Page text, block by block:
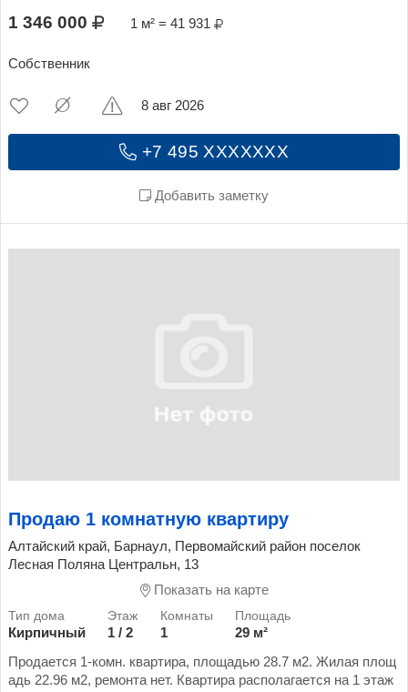
1 346 000 1 м² = 41 931
Собственник
+7 495 XXXXXXX
Добавить заметку
8 авг 2026
Продаю 1 комнатную квартиру
Алтайский край, Барнаул, Первомайский район поселок
Лесная Поляна Центральн, 13
Показать на карте
Кирпичный 1 / 2 1
29 м²
Продается 1-комн. квартира, площадью 28.7 м2. Жилая площ
адь 22.96 м2, ремонта нет. Квартира располагается на 1 этаж